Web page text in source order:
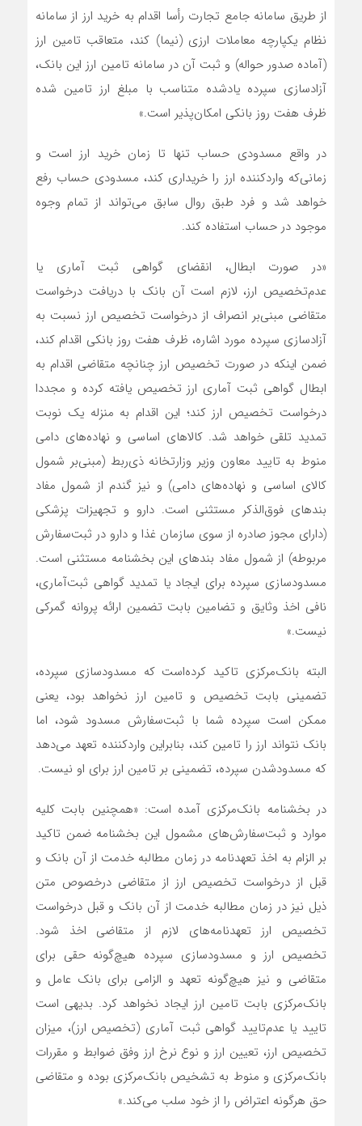
از طریق سامانه جامع تجارت رأسا اقدام به خرید ارز از سامانه
نظام یکپارچه معاملات ارزی (نیما) کند، متعاقب تامین ارز
(آماده صدور حواله) و ثبت آن در سامانه تامین ارز این بانک،
آزاد‌سازی سپرده یادشده متناسب با مبلغ ارز تامین شده
ظرف هفت روز بانکی امکان‌پذیر است.»
در واقع مسدودی حساب تنها تا زمان خرید ارز است و
زمانی‌که واردکننده ارز را خریداری کند، مسدودی حساب رفع
خواهد شد و فرد طبق روال سابق می‌تواند از تمام وجوه
موجود در حساب استفاده کند.
«در صورت ابطال، انقضای گواهی ثبت آماری یا
عدم‌تخصیص ارز، لازم است آن بانک با دریافت درخواست
متقاضی مبنی‌بر انصراف از درخواست تخصیص ارز نسبت به
آزاد‌سازی سپرده مورد اشاره، ظرف هفت روز بانکی اقدام کند،
ضمن اینکه در صورت تخصیص ارز چنانچه متقاضی اقدام به
ابطال گواهی ثبت آماری ارز تخصیص یافته کرده و مجددا
درخواست تخصیص ارز کند؛ این اقدام به منزله یک نوبت
تمدید تلقی خواهد شد. کالاهای اساسی و نهاده‌‌‌‌‌‌های دامی
منوط به تایید معاون وزیر وزارتخانه ذی‌ربط (مبنی‌بر شمول
کالای اساسی و نهاده‌‌‌‌‌‌های دامی) و نیز گندم از شمول مفاد
بندهای فوق‌‌‌‌‌‌الذکر مستثنی است. دارو و تجهیزات پزشکی
(دارای مجوز صادره از سوی سازمان غذا و دارو در ثبت‌‌‌‌‌‌سفارش
مربوطه) از شمول مفاد بندهای این بخشنامه مستثنی است.
مسدود‌سازی سپرده برای ایجاد یا تمدید گواهی ثبت‌‌‌‌‌‌آماری،
نافی اخذ وثایق و تضامین بابت تضمین ارائه پروانه گمرکی
نیست.»
البته بانک‌مرکزی تاکید کرده‌است که مسدودسازی سپرده،
تضمینی بابت تخصیص و تامین ارز نخواهد بود، یعنی
ممکن است سپرده شما با ثبت‌سفارش مسدود شود، اما
بانک نتواند ارز را تامین کند، بنابراین واردکننده تعهد می‌دهد
که مسدودشدن سپرده، تضمینی بر تامین ارز برای او نیست.
در بخشنامه بانک‌مرکزی آمده است: «همچنین بابت کلیه
موارد و ثبت‌‌‌‌‌‌سفارش‌‌‌‌‌‌های مشمول این بخشنامه ضمن تاکید
بر الزام به اخذ تعهدنامه در زمان مطالبه خدمت از آن بانک و
قبل از درخواست تخصیص ارز از متقاضی درخصوص متن
ذیل نیز در زمان مطالبه خدمت از آن بانک و قبل درخواست
تخصیص ارز تعهدنامه‌‌‌‌‌‌های لازم از متقاضی اخذ شود.
تخصیص ارز و مسدود‌سازی سپرده هیچ‌گونه حقی برای
متقاضی و نیز هیچ‌گونه تعهد و الزامی برای بانک عامل و
بانک‌مرکزی بابت تامین ارز ایجاد نخواهد کرد. بدیهی است
تایید یا عدم‌تایید گواهی ثبت آماری (تخصیص ارز)، میزان
تخصیص ارز، تعیین ارز و نوع نرخ ارز وفق ضوابط و مقررات
بانک‌مرکزی و منوط به تشخیص بانک‌مرکزی بوده و متقاضی
حق هرگونه اعتراض را از خود سلب می‌کند.»